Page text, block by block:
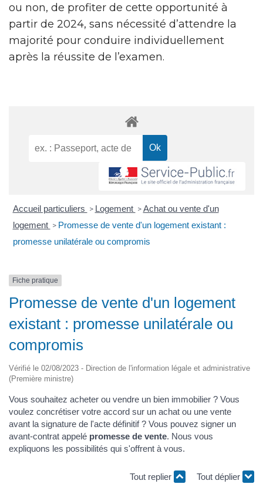
ou non, de profiter de cette opportunité à
partir de 2024, sans nécessité d’attendre la
majorité pour conduire individuellement
après la réussite de l’examen.
Accueil particuliers > Logement > Achat ou vente d'un
logement > Promesse de vente d'un logement existant :
promesse unilatérale ou compromis
Fiche pratique
Promesse de vente d'un logement
existant : promesse unilatérale ou
compromis
Vérifié le 02/08/2023 - Direction de l'information légale et administrative
(Première ministre)
Vous souhaitez acheter ou vendre un bien immobilier ? Vous
voulez concrétiser votre accord sur un achat ou une vente
avant la signature de l'acte définitif ? Vous pouvez signer un
avant-contrat appelé promesse de vente. Nous vous
expliquons les possibilités qui s'offrent à vous.
Tout replier Tout déplier